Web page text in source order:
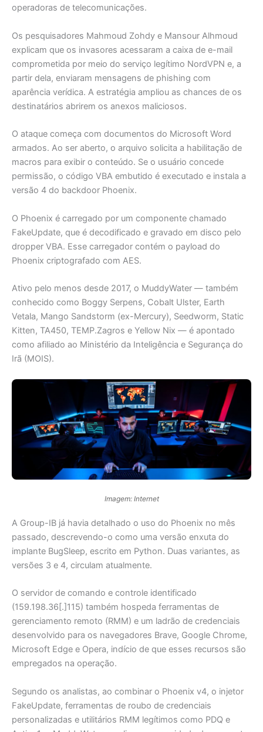
operadoras de telecomunicações.
Os pesquisadores Mahmoud Zohdy e Mansour Alhmoud
explicam que os invasores acessaram a caixa de e-mail
comprometida por meio do serviço legítimo NordVPN e, a
partir dela, enviaram mensagens de phishing com
aparência verídica. A estratégia ampliou as chances de os
destinatários abrirem os anexos maliciosos.
O ataque começa com documentos do Microsoft Word
armados. Ao ser aberto, o arquivo solicita a habilitação de
macros para exibir o conteúdo. Se o usuário concede
permissão, o código VBA embutido é executado e instala a
versão 4 do backdoor Phoenix.
O Phoenix é carregado por um componente chamado
FakeUpdate, que é decodificado e gravado em disco pelo
dropper VBA. Esse carregador contém o payload do
Phoenix criptografado com AES.
Ativo pelo menos desde 2017, o MuddyWater — também
conhecido como Boggy Serpens, Cobalt Ulster, Earth
Vetala, Mango Sandstorm (ex-Mercury), Seedworm, Static
Kitten, TA450, TEMP.Zagros e Yellow Nix — é apontado
como afiliado ao Ministério da Inteligência e Segurança do
Irã (MOIS).
Imagem: Internet
A Group-IB já havia detalhado o uso do Phoenix no mês
passado, descrevendo-o como uma versão enxuta do
implante BugSleep, escrito em Python. Duas variantes, as
versões 3 e 4, circulam atualmente.
O servidor de comando e controle identificado
(159.198.36[.]115) também hospeda ferramentas de
gerenciamento remoto (RMM) e um ladrão de credenciais
desenvolvido para os navegadores Brave, Google Chrome,
Microsoft Edge e Opera, indício de que esses recursos são
empregados na operação.
Segundo os analistas, ao combinar o Phoenix v4, o injetor
FakeUpdate, ferramentas de roubo de credenciais
personalizadas e utilitários RMM legítimos como PDQ e